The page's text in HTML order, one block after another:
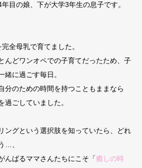
目の娘、下が大学3年生の息子です。
全母乳で育てました。
んどワンオペでの子育てだったため、子
緒に過ごす毎日。
分のための時間を持つこともままなら
過ごしていました。
ングという選択肢を知っていたら、どれ
…、
んばるママさんたちにこそ「癒しの時